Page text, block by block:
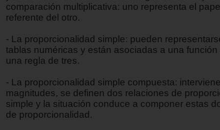
comparación multiplicativa: uno representa el
referente del otro.
- La proporcionalidad simple: pueden
tablas numéricas y están asociadas a una función
una regla de tres.
- La proporcionalidad simple compuesta:
magnitudes, se definen dos relaciones de
simple y la situación conduce a componer estas
de proporcionalidad.